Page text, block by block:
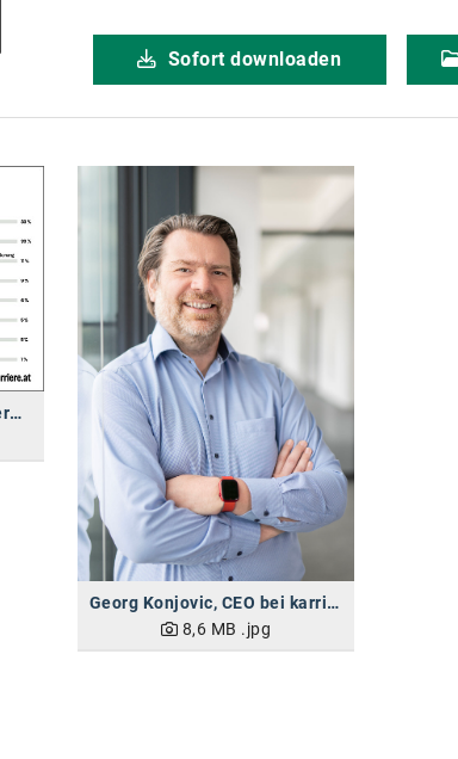
Sofort downloaden
Welche Benefits bzw. Fördermaßnahmen sprechen dich bei einem (potenziellen) Arbeitgeber besonders an?
Georg Konjovic, CEO bei karriere.at
8,6 MB .jpg